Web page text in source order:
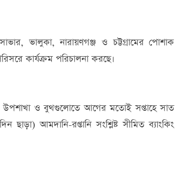
ভালুকা, নারায়ণগঞ্জ ও চট্টগ্রামের পোশাক
কার্যক্রম পরিচালনা করছে।
উপশাখা ও বুথগুলোতে আগের মতোই সপ্তাহে সাত
আমদানি-রপ্তানি সংশ্লিষ্ট সীমিত ব্যাংকিং